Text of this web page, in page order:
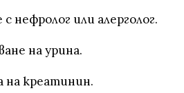
нефролог или алерголог.
на урина.
на креатинин.